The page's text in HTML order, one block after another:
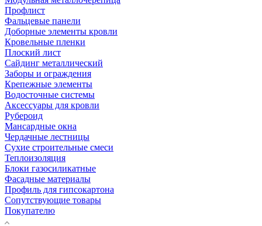
Профлист
Фальцевые панели
Доборные элементы кровли
Кровельные пленки
Плоский лист
Сайдинг металлический
Заборы и ограждения
Крепежные элементы
Водосточные системы
Аксессуары для кровли
Рубероид
Мансардные окна
Чердачные лестницы
Сухие строительные смеси
Теплоизоляция
Блоки газосиликатные
Фасадные материалы
Профиль для гипсокартона
Сопутствующие товары
Покупателю